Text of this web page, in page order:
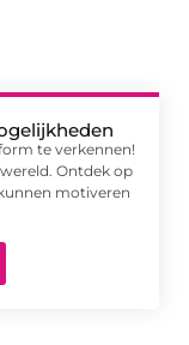
te verkennen!
Ontdek op
motiveren